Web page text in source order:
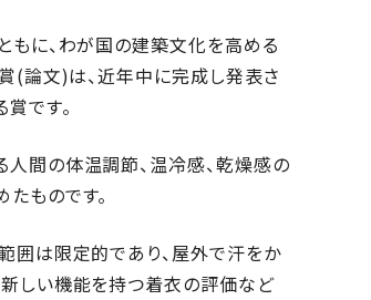
もに、わが国の建築文化を高める
(論文)は、近年中に完成し発表さ
です。
間の体温調節、温冷感、乾燥感の
ものです。
囲は限定的であり、屋外で汗をか
しい機能を持つ着衣の評価など